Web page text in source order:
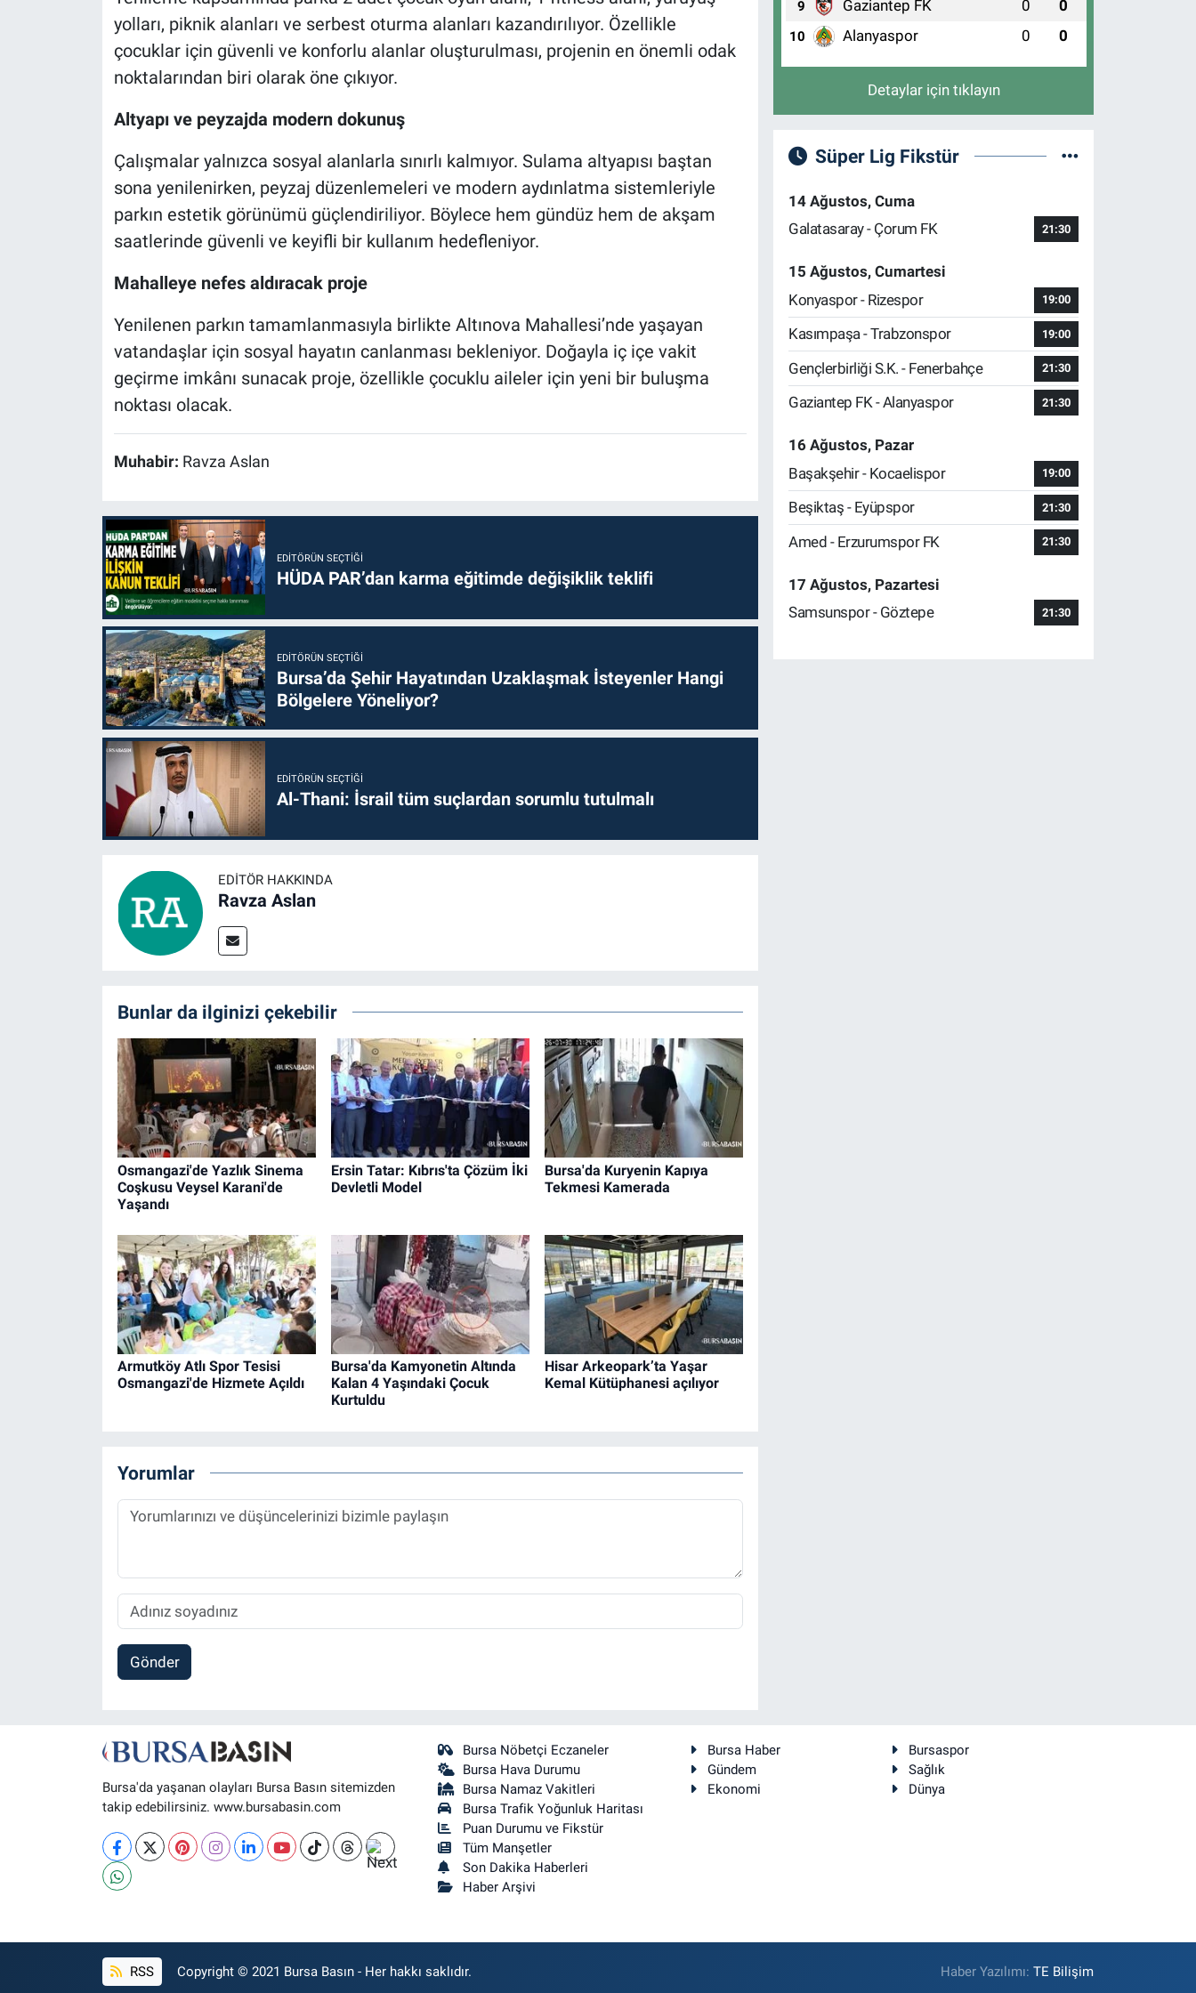
yolları, piknik alanları ve serbest oturma alanları kazandırılıyor. Özellikle
çocuklar için güvenli ve konforlu alanlar oluşturulması, projenin en önemli odak
noktalarından biri olarak öne çıkıyor.
Altyapı ve peyzajda modern dokunuş
Çalışmalar yalnızca sosyal alanlarla sınırlı kalmıyor. Sulama altyapısı baştan
sona yenilenirken, peyzaj düzenlemeleri ve modern aydınlatma sistemleriyle
parkın estetik görünümü güçlendiriliyor. Böylece hem gündüz hem de akşam
saatlerinde güvenli ve keyifli bir kullanım hedefleniyor.
Mahalleye nefes aldıracak proje
Yenilenen parkın tamamlanmasıyla birlikte Altınova Mahallesi’nde yaşayan
vatandaşlar için sosyal hayatın canlanması bekleniyor. Doğayla iç içe vakit
geçirme imkânı sunacak proje, özellikle çocuklu aileler için yeni bir buluşma
noktası olacak.
Muhabir: Ravza Aslan
EDITÖRÜN SEÇTIĞI
HÜDA PAR’dan karma eğitimde değişiklik teklifi
EDITÖRÜN SEÇTIĞI
Bursa’da Şehir Hayatından Uzaklaşmak İsteyenler Hangi
Bölgelere Yöneliyor?
EDITÖRÜN SEÇTIĞI
Al-Thani: İsrail tüm suçlardan sorumlu tutulmalı
EDITÖR HAKKINDA
Ravza Aslan
Bunlar da ilginizi çekebilir
Osmangazi'de Yazlık Sinema
Coşkusu Veysel Karani'de
Yaşandı
Ersin Tatar: Kıbrıs'ta Çözüm İki
Devletli Model
Bursa'da Kuryenin Kapıya
Tekmesi Kamerada
Armutköy Atlı Spor Tesisi
Osmangazi'de Hizmete Açıldı
Bursa'da Kamyonetin Altında
Kalan 4 Yaşındaki Çocuk
Kurtuldu
Hisar Arkeopark’ta Yaşar
Kemal Kütüphanesi açılıyor
Yorumlar
Gönder
9 Gaziantep FK 0 0
10 Alanyaspor 0 0
Detaylar için tıklayın
Süper Lig Fikstür
14 Ağustos, Cuma
Galatasaray - Çorum FK
21:30
15 Ağustos, Cumartesi
Konyaspor - Rizespor
19:00
Kasımpaşa - Trabzonspor 19:00
Gençlerbirliği S.K. - Fenerbahçe 21:30
Gaziantep FK - Alanyaspor 21:30
16 Ağustos, Pazar
Başakşehir - Kocaelispor
19:00
Beşiktaş - Eyüpspor 21:30
Amed - Erzurumspor FK 21:30
17 Ağustos, Pazartesi
Samsunspor - Göztepe
21:30
Bursa'da yaşanan olayları Bursa Basın sitemizden
takip edebilirsiniz. www.bursabasin.com
Bursa Nöbetçi Eczaneler
Bursa Hava Durumu
Bursa Namaz Vakitleri
Bursa Trafik Yoğunluk Haritası
Puan Durumu ve Fikstür
Tüm Manşetler
Son Dakika Haberleri
Haber Arşivi
Bursa Haber
Bursaspor
Gündem
Sağlık
Ekonomi
Dünya
RSS Copyright © 2021 Bursa Basın - Her hakkı saklıdır. Haber Yazılımı:TE Bilişim